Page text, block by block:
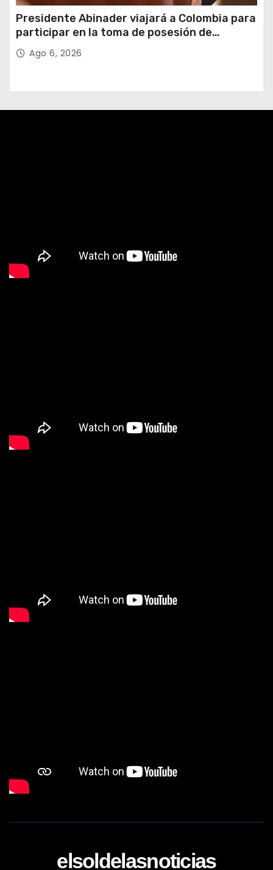
Presidente Abinader viajará a Colombia para
participar en la toma de posesión de
Abelardo de la Espriella
Ago 6, 2026
elsoldelasnoticias